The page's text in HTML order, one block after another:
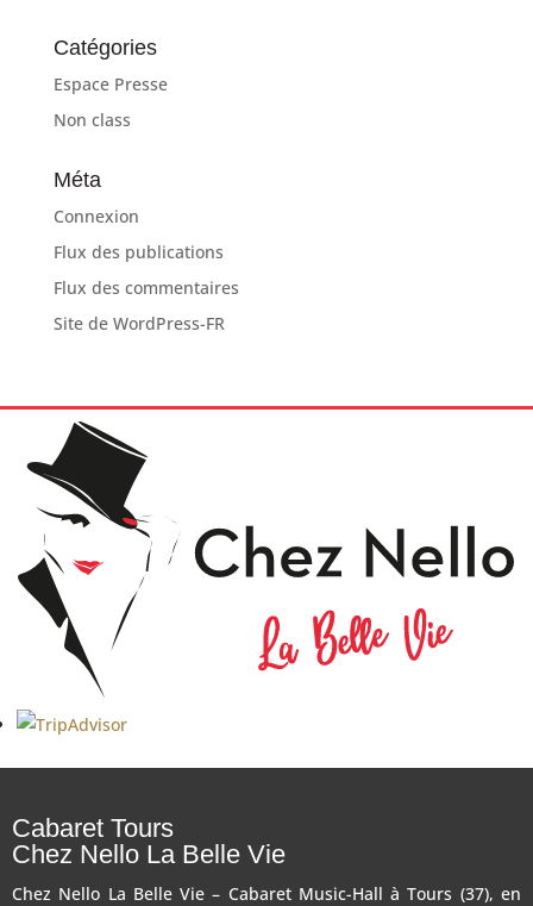
Catégories
Espace Presse
Non class
Méta
Connexion
Flux des publications
Flux des commentaires
Site de WordPress-FR
Cabaret Tours
Chez Nello La Belle Vie
Chez Nello La Belle Vie – Cabaret Music-Hall à Tours (37), en